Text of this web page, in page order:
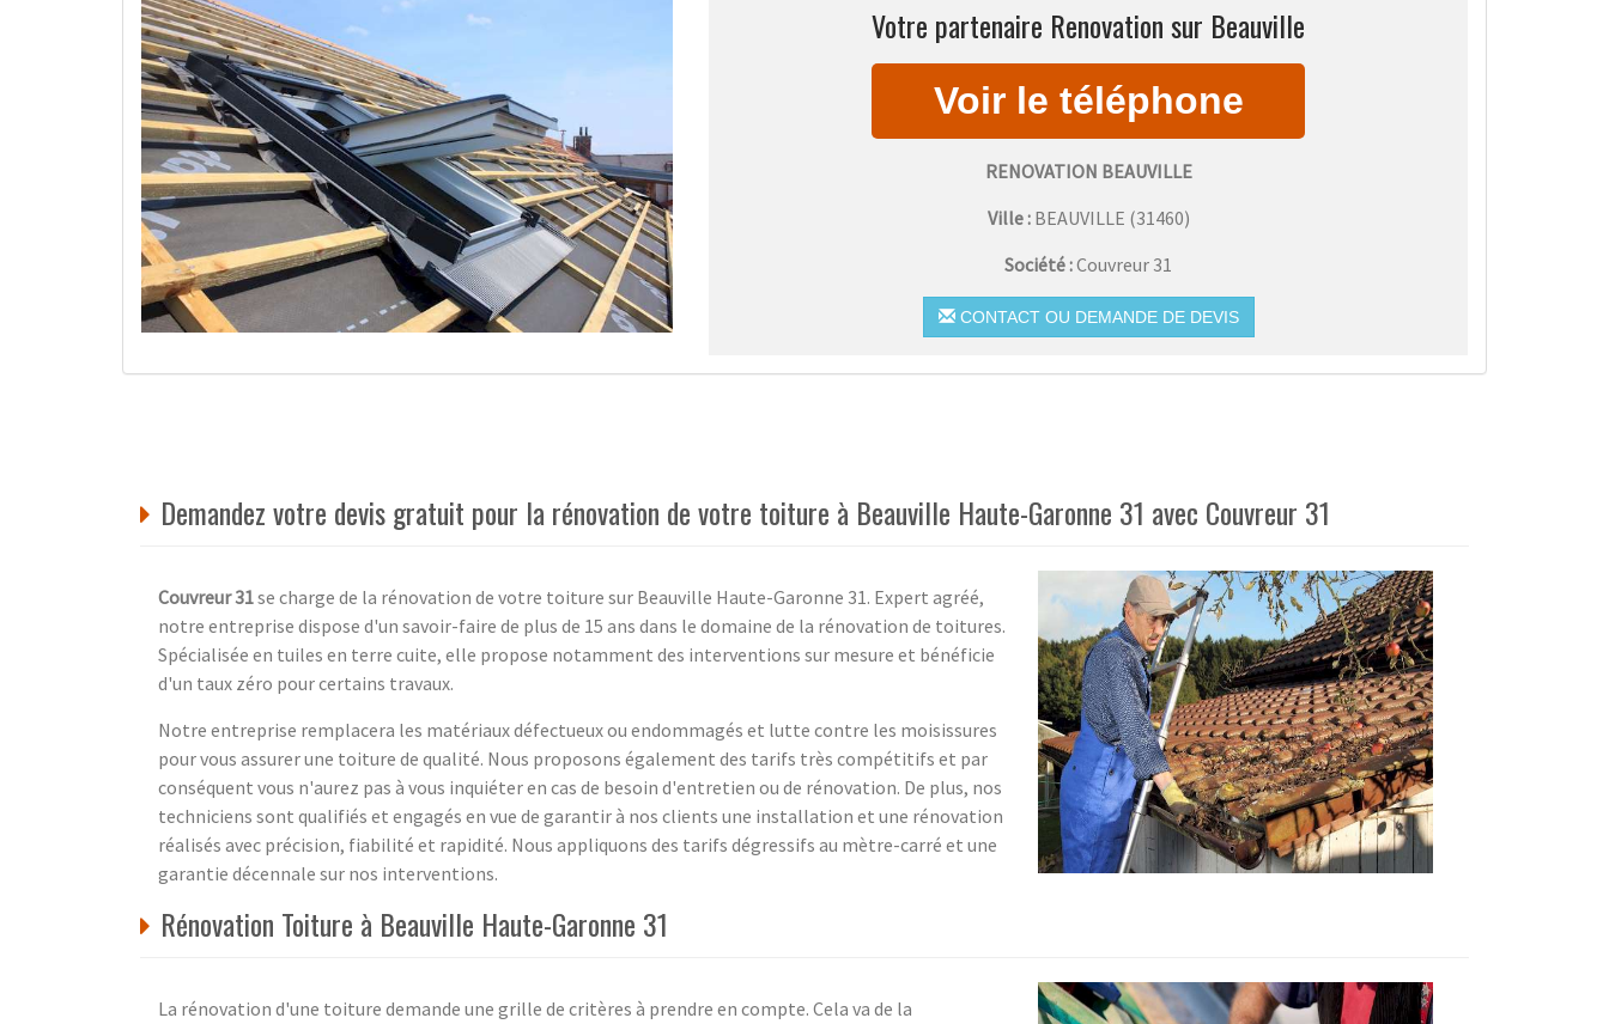
Votre partenaire Renovation sur Beauville
RENOVATION BEAUVILLE
Ville : BEAUVILLE (31460)
Société :Couvreur 31
CONTACT OU DEMANDE DE DEVIS
Demandez votre devis gratuit pour la rénovation de votre toiture à Beauville Haute-Garonne 31 avec Couvreur 31
Couvreur 31se charge de la rénovation de votre toiture sur Beauville Haute-Garonne 31. Expert agréé,
notre entreprise dispose d'un savoir-faire de plus de 15 ans dans le domaine de la rénovation de toitures.
Spécialisée en tuiles en terre cuite, elle propose notamment des interventions sur mesure et bénéficie
d'un taux zéro pour certains travaux.
Notre entreprise remplacera les matériaux défectueux ou endommagés et lutte contre les moisissures
pour vous assurer une toiture de qualité. Nous proposons également des tarifs très compétitifs et par
conséquent vous n'aurez pas à vous inquiéter en cas de besoin d'entretien ou de rénovation. De plus, nos
techniciens sont qualifiés et engagés en vue de garantir à nos clients une installation et une rénovation
réalisés avec précision, fiabilité et rapidité. Nous appliquons des tarifs dégressifs au mètre-carré et une
garantie décennale sur nos interventions.
Rénovation Toiture à Beauville Haute-Garonne 31
La rénovation d'une toiture demande une grille de critères à prendre en compte. Cela va de la